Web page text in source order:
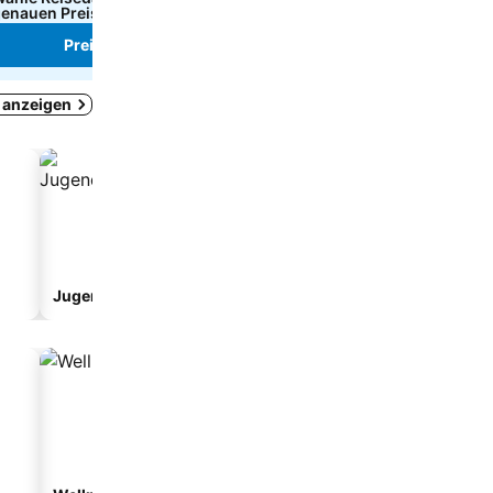
Preise zu sehen
Preise sehen
Jugendherberge/Hostel